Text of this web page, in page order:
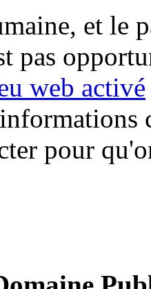
et le
pas
web activé
pour